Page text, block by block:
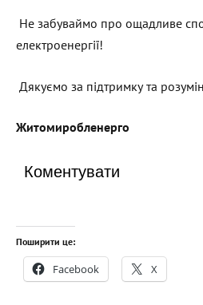
Не забуваймо про ощадливе
електроенергії!
Дякуємо за підтримку та
Житомиробленерго
Коментувати
Поширити це:
Facebook X